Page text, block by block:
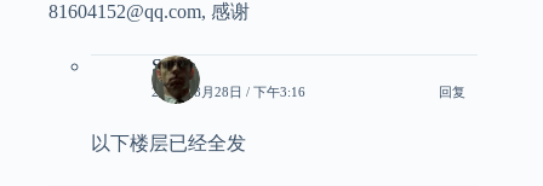
81604152@qq.com, 感谢
Smith
2023年8月28日 / 下午3:16 回复
以下楼层已经全发